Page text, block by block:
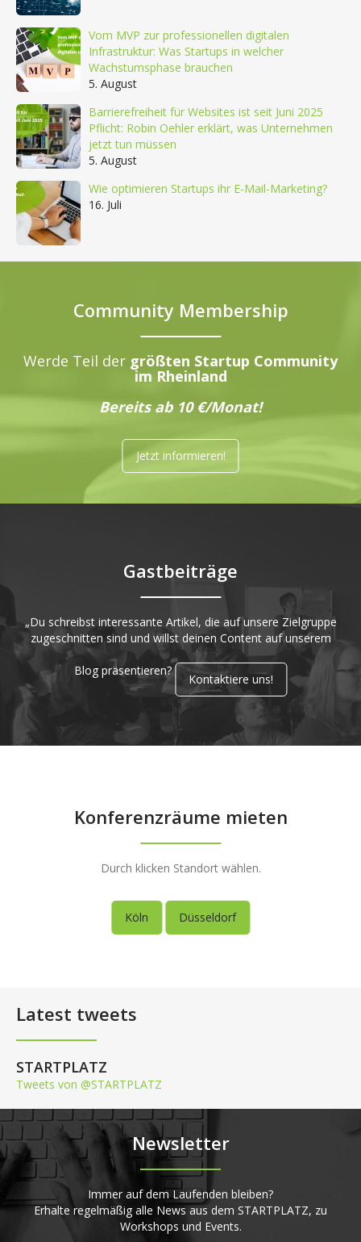
Vom MVP zur professionellen digitalen
Infrastruktur: Was Startups in welcher
Wachstumsphase brauchen
5. August
Barrierefreiheit für Websites ist seit Juni 2025
Pflicht: Robin Oehler erklärt, was Unternehmen
jetzt tun müssen
5. August
Wie optimieren Startups ihr E-Mail-Marketing?
16. Juli
Community Membership
Werde Teil der größten Startup Community
im Rheinland
Bereits ab 10 €/Monat!
Jetzt informieren!
Gastbeiträge
„Du schreibst interessante Artikel, die auf unsere Zielgruppe
zugeschnitten sind und willst deinen Content auf unserem
Blog präsentieren?
Kontaktiere uns!
Konferenzräume mieten
Durch klicken Standort wählen.
Köln Düsseldorf
Latest tweets
STARTPLATZ
Tweets von @STARTPLATZ
Newsletter
Immer auf dem Laufenden bleiben?
Erhalte regelmäßig alle News aus dem STARTPLATZ, zu
Workshops und Events.